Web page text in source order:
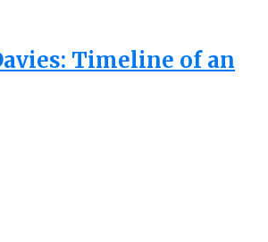
Timeline of an